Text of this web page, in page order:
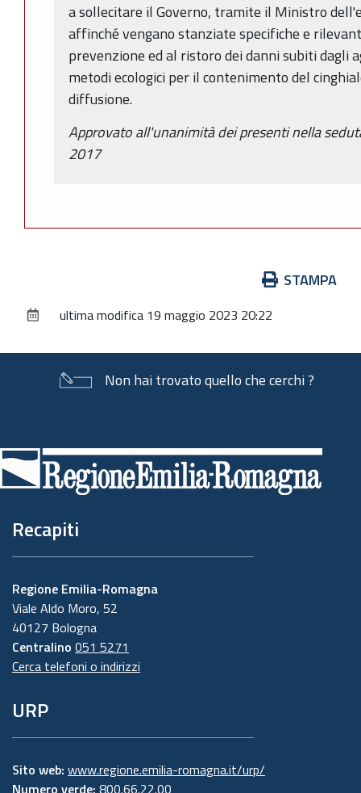
a sollecitare il Governo, tramite il Ministro
affinché vengano stanziate specifiche e
prevenzione ed al ristoro dei danni subiti dagli
metodi ecologici per il contenimento del
diffusione.
Approvato all'unanimità dei presenti nella
2017
documento
STAMPA
ultima modifica 19 maggio 2023 20:22
Non hai trovato quello che cerchi ?
di
pagina
Recapiti
Regione Emilia-Romagna
Viale Aldo Moro, 52
40127 Bologna
Centralino 051 5271
Cerca telefoni o indirizzi
URP
Sito web: www.regione.emilia-romagna.it/urp/
Numero verde: 800.66.22.00